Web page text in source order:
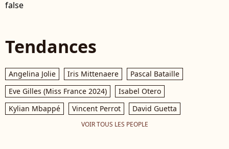
false
Tendances
Angelina Jolie Iris Mittenaere
Pascal Bataille
Eve Gilles (Miss France 2024)
Isabel Otero
Kylian Mbappé
Vincent Perrot David Guetta
VOIR TOUS LES PEOPLE